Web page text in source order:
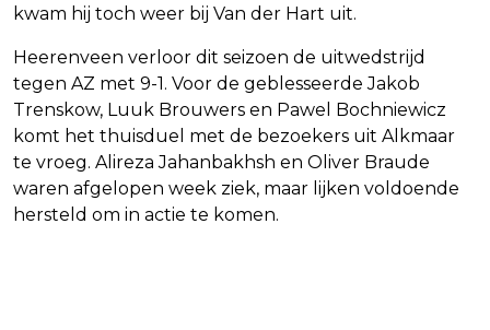
kwam hij toch weer bij Van der Hart uit.
Heerenveen verloor dit seizoen de uitwedstrijd
tegen AZ met 9-1. Voor de geblesseerde Jakob
Trenskow, Luuk Brouwers en Pawel Bochniewicz
komt het thuisduel met de bezoekers uit Alkmaar
te vroeg. Alireza Jahanbakhsh en Oliver Braude
waren afgelopen week ziek, maar lijken voldoende
hersteld om in actie te komen.